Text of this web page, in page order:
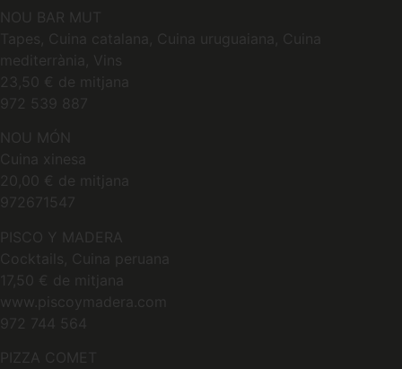
NOU BAR MUT
Tapes, Cuina catalana, Cuina uruguaiana, Cuina
mediterrània, Vins
23,50 € de mitjana
972 539 887
NOU MÓN
Cuina xinesa
20,00 € de mitjana
972671547
PISCO Y MADERA
Cocktails, Cuina peruana
17,50 € de mitjana
www.piscoymadera.com
972 744 564
PIZZA COMET